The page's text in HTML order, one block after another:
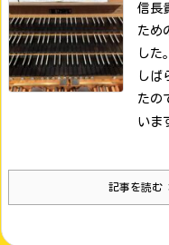
信長
ため
した。
しば
たの
いま
記事を読む